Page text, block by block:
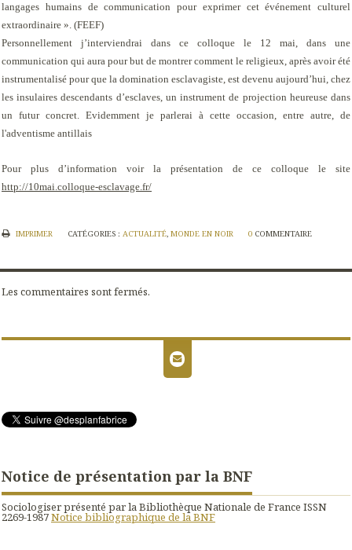
Notice de présentation par la BNF
Sociologiser présenté par la Bibliothèque Nationale de France ISSN
2269-1987Notice bibliographique de la BNF
langages humains de communication pour exprimer cet événement culturel
extraordinaire ». (FEEF)
Personnellement j’interviendrai dans ce colloque le 12 mai, dans une
communication qui aura pour but de montrer comment le religieux, après avoir été
instrumentalisé pour que la domination esclavagiste, est devenu aujourd’hui, chez
les insulaires descendants d’esclaves, un instrument de projection heureuse dans
un futur concret. Evidemment je parlerai à cette occasion, entre autre, de
l'adventisme antillais
Pour plus d’information voir la présentation de ce colloque le site
http://10mai.colloque-esclavage.fr/
IMPRIMER CATÉGORIES : ACTUALITÉ, MONDE EN NOIR 0 COMMENTAIRE
Les commentaires sont fermés.